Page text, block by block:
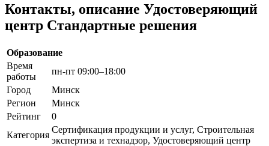
Контакты, описание Удостоверяющий
центр Стандартные решения
Образование
Время
работы
пн-пт 09:00–18:00
Город
Минск
Регион
Минск
Рейтинг
0
Категория
Сертификация продукции и услуг, Строительная
экспертиза и технадзор, Удостоверяющий центр